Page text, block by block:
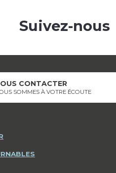
Suivez-nous
CONTACTER
SOMMES À VOTRE ÉCOUTE